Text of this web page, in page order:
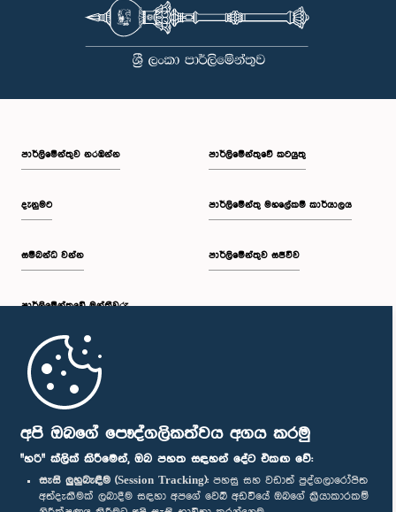
අපි ඔබගේ පෞද්ගලිකත්වය අගය කරමු
"හරි" ක්ලික් කිරීමෙන්, ඔබ පහත සඳහන් දේට එකඟ වේ:
සැසි ලුහුබැඳීම (Session Tracking): පහසු සහ වඩාත් පුද්ගලාරෝපිත
අත්දැකීමක් ලබාදීම සඳහා අපගේ වෙබ් අඩවියේ ඔබගේ ක්‍රියාකාරකම්
පාර්ලි‌මේන්තුව නරඹන්න
දැනුමට
සම්බන්ධ වන්න
පාර්ලි‌මේන්තුවේ මන්ත්‍රීවරු
මුල් පිටුව
පාර්ලිමේන්තුවේ කටයුතු
පාර්ලිමේන්තු මහලේකම් කාර්යාලය
පාර්ලිමේන්තුව සජීවීව
පාර්ලිමේන්තු ජංගම යෙදුම